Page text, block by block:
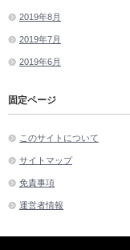
2019年8月
2019年7月
2019年6月
固定ページ
このサイトについて
サイトマップ
免責事項
運営者情報